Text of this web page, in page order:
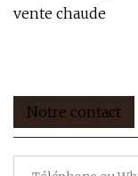
vente chaude
Notre contact